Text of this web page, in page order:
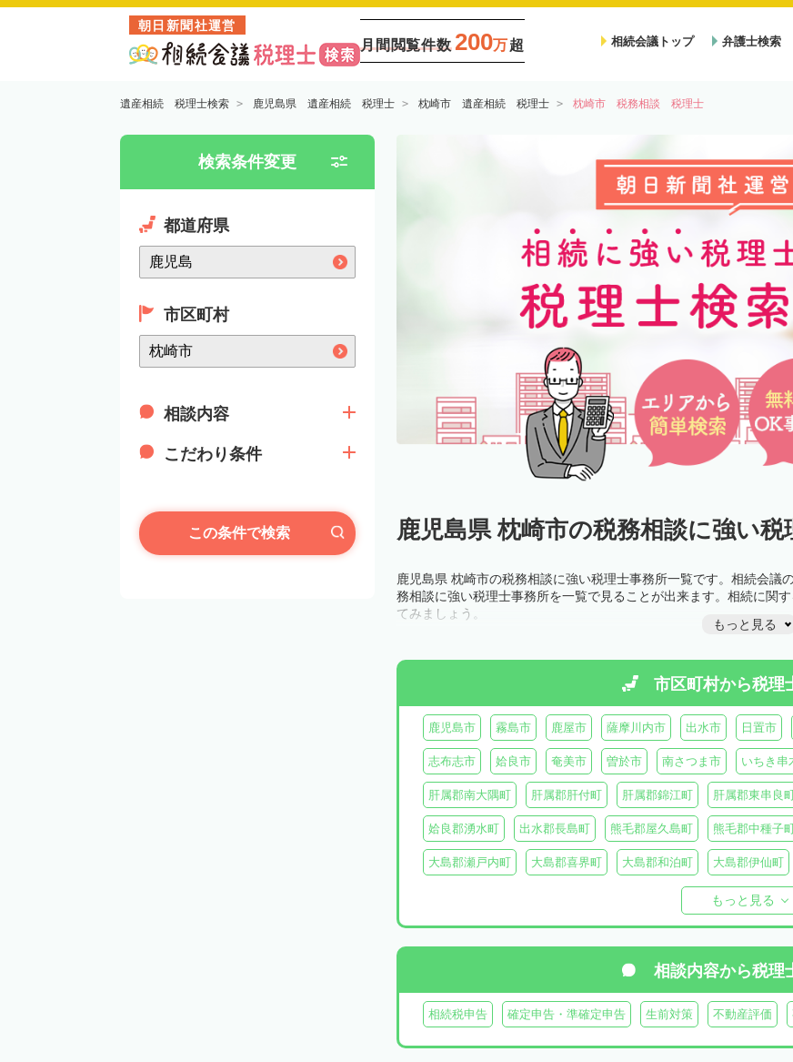
朝日新聞社運営
月間閲覧件数 200万超 相続会議トップ 弁護士検索
遺産相続 税理士検索 鹿児島県 遺産相続 税理士 枕崎市 遺産相続 税理士 枕崎市 税務相談 税理士
検索条件変更
都道府県
市区町村
相談内容
こだわり条件
この条件で検索 鹿児島県 枕崎市の税務相談に強い税
鹿児島県 枕崎市の税務相談に強い税理士事務所一覧です。相続会議
務相談に強い税理士事務所を一覧で見ることが出来ます。相続に関
てみましょう。
もっと見る
市区町村から税理
鹿児島市 霧島市 鹿屋市 薩摩川内市 出水市 日置市
志布志市 姶良市 奄美市 曽於市 南さつま市 いちき串
肝属郡南大隅町 肝属郡肝付町 肝属郡錦江町 肝属郡東串良
姶良郡湧水町 出水郡長島町 熊毛郡屋久島町 熊毛郡中種子
大島郡瀬戸内町 大島郡喜界町 大島郡和泊町 大島郡伊仙町
鹿児島郡十島村
もっと見る
相談内容から税理
相続税申告 確定申告・準確定申告 生前対策 不動産評価